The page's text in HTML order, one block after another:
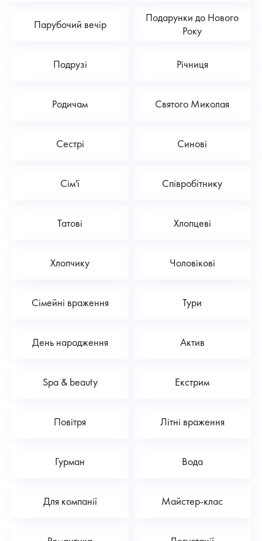
Парубочий вечір
Подарунки до Нового
Року
Подрузі Річниця
Родичам Святого Миколая
Сестрі Синові
Сім'ї Співробітнику
Татові Хлопцеві
Хлопчику Чоловікові
Сімейні враження Тури
День народження Актив
Spa & beauty Екстрим
Повітря Літні враження
Гурман Вода
Для компанії Майстер-клас